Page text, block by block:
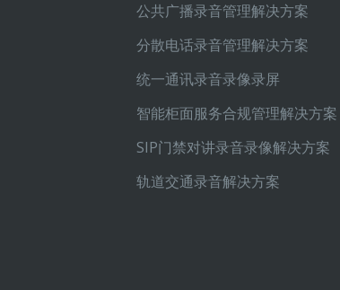
公共广播录音管理解决方案
分散电话录音管理解决方案
统一通讯录音录像录屏
智能柜面服务合规管理解决方案
SIP门禁对讲录音录像解决方案
轨道交通录音解决方案